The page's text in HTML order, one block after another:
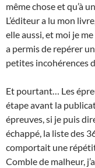
même chose et qu’à
L’éditeur a lu mon
elle aussi, et moi je
a permis de repérer
petites incohérences
Et pourtant… Les
étape avant la
épreuves, si je puis
échappé, la liste des
comportait une
Comble de malheur,